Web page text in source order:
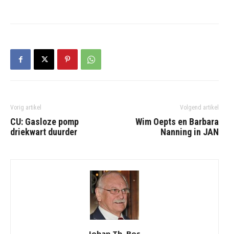
Vorig artikel
CU: Gasloze pomp
driekwart duurder
Volgend artikel
Wim Oepts en Barbara
Nanning in JAN